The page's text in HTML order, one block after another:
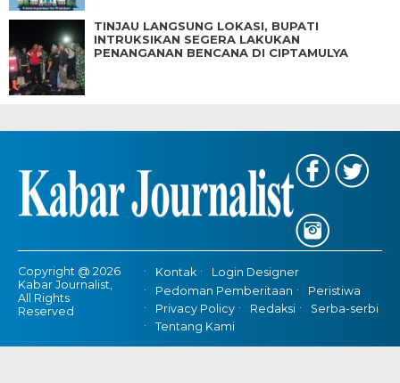
TINJAU LANGSUNG LOKASI, BUPATI
INTRUKSIKAN SEGERA LAKUKAN
PENANGANAN BENCANA DI CIPTAMULYA
Copyright @ 2026
Kabar Journalist,
All Rights
Reserved
Kontak
Login Designer
Pedoman Pemberitaan
Peristiwa
Privacy Policy
Redaksi
Serba-serbi
Tentang Kami